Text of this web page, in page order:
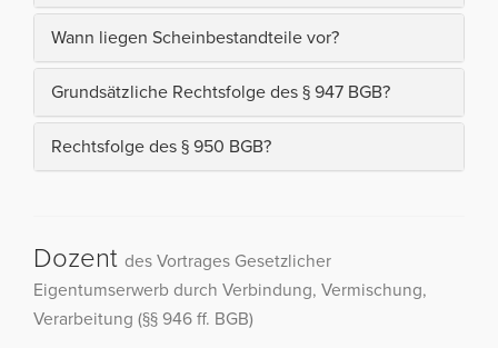
Wann liegen Scheinbestandteile vor?
Grundsätzliche Rechtsfolge des § 947 BGB?
Rechtsfolge des § 950 BGB?
Dozent des Vortrages Gesetzlicher
Eigentumserwerb durch Verbindung, Vermischung,
Verarbeitung (§§ 946 ff. BGB)